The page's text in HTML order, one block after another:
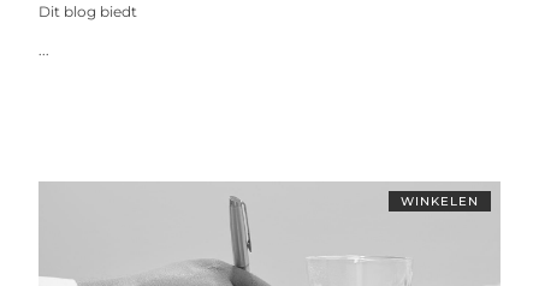
Dit blog biedt
...
WINKELEN